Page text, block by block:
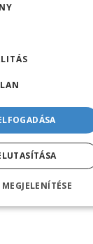
Budapest,
jog fenntartva |
kutató